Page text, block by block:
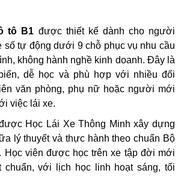
tô B1 được thiết kế dành cho người
số tự động dưới 9 chỗ phục vụ nhu cầu
không hành nghề kinh doanh. Đây là
dễ học và phù hợp với nhiều đối
văn phòng, phụ nữ hoặc người mới
việc lái xe.
Học Lái Xe Thông Minh xây dựng
lý thuyết và thực hành theo chuẩn Bộ
Học viên được học trên xe tập đời mới
chuẩn, với lịch học linh hoạt sáng, tối